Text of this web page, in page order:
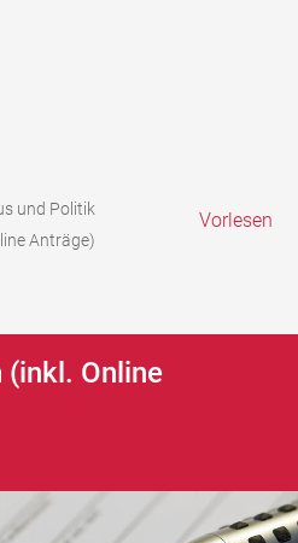
und Politik
Anträge)
Vorlesen
(inkl. Online